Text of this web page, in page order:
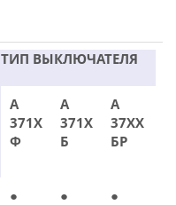
ТИП ВЫКЛЮЧАТЕЛЯ
А
371Х
Ф
А
371Х
Б
А
37ХХ
БР
● ● ●